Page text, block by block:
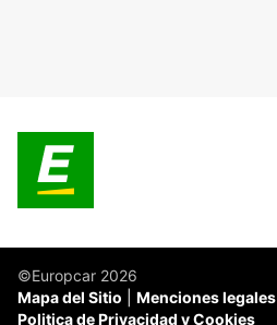
©Europcar 2026
Mapa del Sitio
Menciones legales
Politica de Privacidad y Cookies